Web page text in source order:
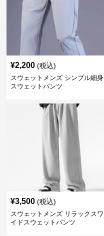
¥2,200 (税込)
スウェットメンズ シンプル細身
スウェットパンツ
¥3,500 (税込)
スウェットメンズ リラックスワ
イドスウェットパンツ